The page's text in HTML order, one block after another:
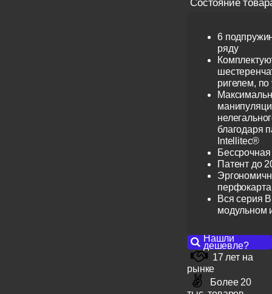
Состояние
6
ряду
ригелем,
благодаря
Intellitec®
Патент до
перфокарта
Вся серия
модульном
Нашли
дешевле?
17 лет на
рынке
Более 20